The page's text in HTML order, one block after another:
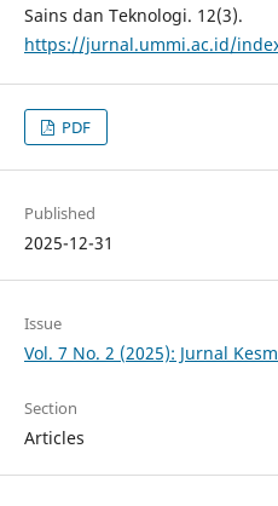
Sains dan Teknologi. 12(3).
https://jurnal.ummi.ac.id/
PDF
Published
2025-12-31
Issue
Vol. 7 No. 2 (2025): Jurnal
Section
Articles